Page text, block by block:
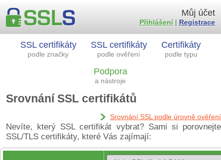
SSL certifikáty
podle značky
SSL certifikáty
podle ověření
Certifikáty
podle typu
Podpora
a nástroje
Můj účet
Přihlášení| Registrace
Srovnání SSL certifikátů
Srovnání SSL podle úrovně ověření
Nevíte, který SSL certifikát vybrat? Sami si porovnejte
SSL/TLS certifikáty, které Vás zajímají: